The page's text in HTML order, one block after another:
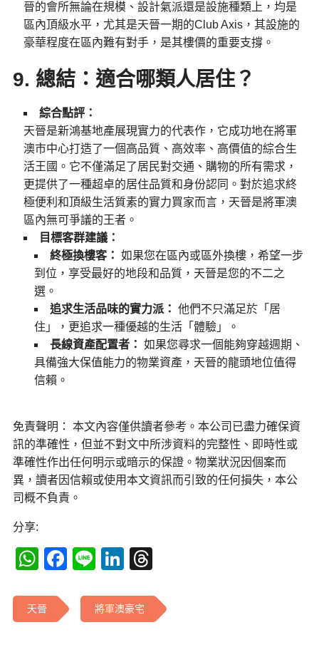
晉的會所無論在規模、設計氣派還是設施種類上，均是
區內頂級水平，尤其是天晉一期的Club Axis，其設施的
豪華程度在區內難有對手，是其樓價的重要支撐。
9. 總結：適合哪類人居住？
綜合點評：
天晉是新鴻基地產展現實力的代表作，它成功地在將軍
澳市中心打造了一個高品質、高效率、高價值的綜合生
活王國。它不僅滿足了居民對交通、購物的所有需求，
更提供了一種超卓的居住品質和身份認同。對於追求終
極便利和頂級生活質素的實力買家而言，天晉是將軍澳
區內無可爭議的王者。
目標客群建議：
終極換樓客： 如果您在區內或區外換樓，希望一步
到位，享受最好的地段和品質，天晉是您的不二之
選。
追求生活品味的實力派： 他們不只滿足於「居
住」，更追求一種優越的生活「體驗」。
長線資產配置者： 如果您尋求一個能夠穿越週期、
具備強大保值能力的物業資產，天晉的龍頭地位值得
信賴。
免責聲明： 本文內容僅供讀者參考。本公司已盡力確保資
訊的準確性，但並不對文中所涉資料的完整性、即時性或
準確性作出任何明示或暗示的保證。物業狀況因個案而
異，讀者因信賴或使用本文資訊而引致的任何損失，本公
司概不負責。
分享:
WhatsApp
Facebook
LineLinkedIn
天晉 將軍澳豪宅